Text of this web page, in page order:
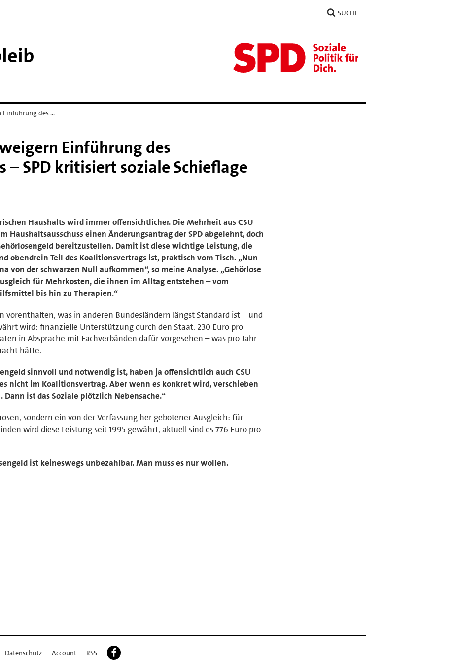
SUCHE
Einführung des …
Einführung des
– SPD kritisiert soziale Schieflage
Haushalts wird immer offensichtlicher. Die Mehrheit aus CSU
Haushaltsausschuss einen Änderungsantrag der SPD abgelehnt, doch
bereitzustellen. Damit ist diese wichtige Leistung, die
obendrein Teil des Koalitionsvertrags ist, praktisch vom Tisch. „Nun
von der schwarzen Null aufkommen“, so meine Analyse. „Gehörlose
für Mehrkosten, die ihnen im Alltag entstehen – vom
bis hin zu Therapien.“
vorenthalten, was in anderen Bundesländern längst Standard ist – und
wird: finanzielle Unterstützung durch den Staat. 230 Euro pro
in Absprache mit Fachverbänden dafür vorgesehen – was pro Jahr
hätte.
sinnvoll und notwendig ist, haben ja offensichtlich auch CSU
nicht im Koalitionsvertrag. Aber wenn es konkret wird, verschieben
ist das Soziale plötzlich Nebensache.“
sondern ein von der Verfassung her gebotener Ausgleich: für
wird diese Leistung seit 1995 gewährt, aktuell sind es 776 Euro pro
ist keineswegs unbezahlbar. Man muss es nur wollen.
Datenschutz Account RSS